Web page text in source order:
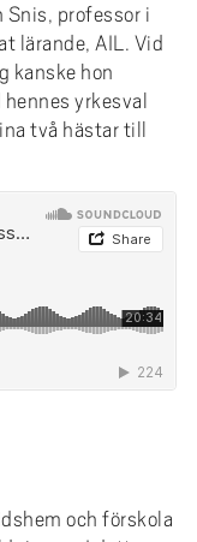
professor i
lärande, AIL. Vid
kanske hon
yrkesval
två hästar till
och förskola